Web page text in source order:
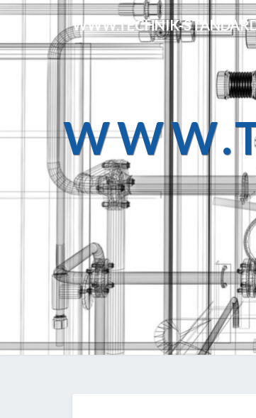
WWW.TECHNIK-